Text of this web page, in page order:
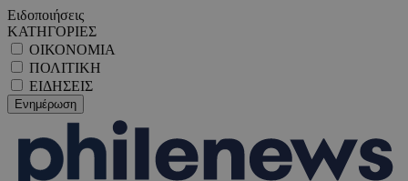
Ειδοποιήσεις
ΚΑΤΗΓΟΡΙΕΣ
ΟΙΚΟΝΟΜΙΑ
ΠΟΛΙΤΙΚΗ
ΕΙΔΗΣΕΙΣ